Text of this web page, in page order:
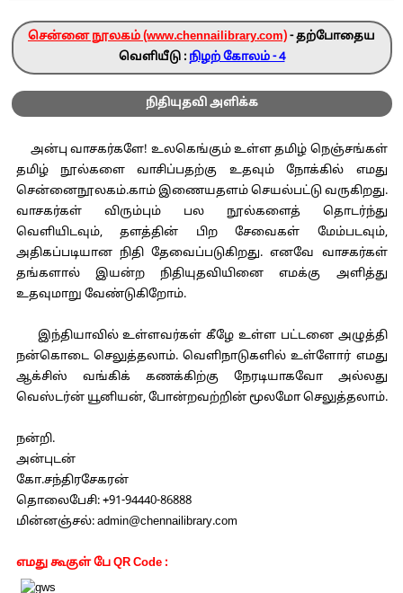
சென்னை நூலகம் (www.chennailibrary.com)- தற்போதைய
வெளியீடு : நிழற் கோலம் - 4
நிதியுதவி அளிக்க
அன்பு வாசகர்களே! உலகெங்கும் உள்ள தமிழ் நெஞ்சங்கள்
தமிழ் நூல்களை வாசிப்பதற்கு உதவும் நோக்கில் எமது
சென்னைநூலகம்.காம் இணையதளம் செயல்பட்டு வருகிறது.
வாசகர்கள் விரும்பும் பல நூல்களைத் தொடர்ந்து
வெளியிடவும், தளத்தின் பிற சேவைகள் மேம்படவும்,
அதிகப்படியான நிதி தேவைப்படுகிறது. எனவே வாசகர்கள்
தங்களால் இயன்ற நிதியுதவியினை எமக்கு அளித்து
உதவுமாறு வேண்டுகிறோம்.
இந்தியாவில் உள்ளவர்கள் கீழே உள்ள பட்டனை அழுத்தி
நன்கொடை செலுத்தலாம். வெளிநாடுகளில் உள்ளோர் எமது
ஆக்சிஸ் வங்கிக் கணக்கிற்கு நேரடியாகவோ அல்லது
வெஸ்டர்ன் யூனியன், போன்றவற்றின் மூலமோ செலுத்தலாம்.
நன்றி.
அன்புடன்
கோ.சந்திரசேகரன்
தொலைபேசி: +91-94440-86888
மின்னஞ்சல்:admin@chennailibrary.com
எமது கூகுள் பே QR Code :